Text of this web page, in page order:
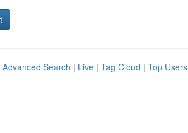
Advanced Search | Live | Tag Cloud | Top Users